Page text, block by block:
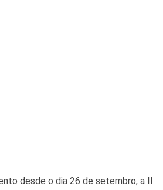
desde o dia 26 de setembro, a II